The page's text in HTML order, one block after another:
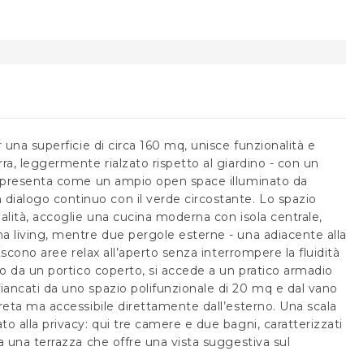
una superficie di circa 160 mq, unisce funzionalità e
leggermente rialzato rispetto al giardino - con un
come un ampio open space illuminato da
continuo con il verde circostante. Lo spazio
accoglie una cucina moderna con isola centrale,
living, mentre due pergole esterne - una adiacente alla
aree relax all’aperto senza interrompere la fluidità
da un portico coperto, si accede a un pratico armadio
da uno spazio polifunzionale di 20 mq e dal vano
ma accessibile direttamente dall’esterno. Una scala
alla privacy: qui tre camere e due bagni, caratterizzati
una terrazza che offre una vista suggestiva sul